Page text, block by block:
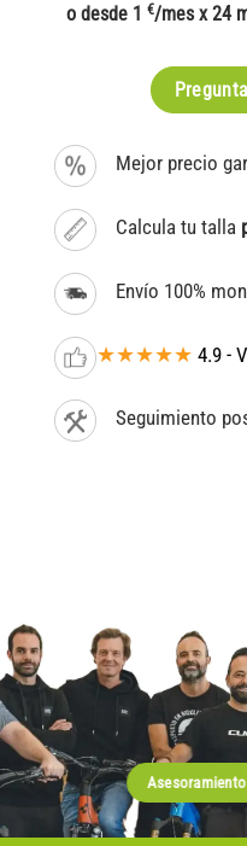
o desde 1 €/mes x 24
Mejor precio
Calcula tu talla
Envío 100%
★★★★★ 4.9 -
Seguimiento